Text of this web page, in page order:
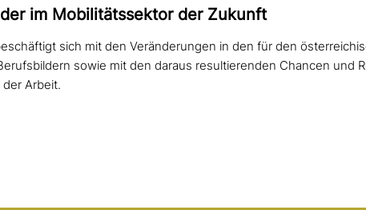
im Mobilitätssektor der Zukunft
sich mit den Veränderungen in den für den
sowie mit den daraus resultierenden Chancen und
der Arbeit.